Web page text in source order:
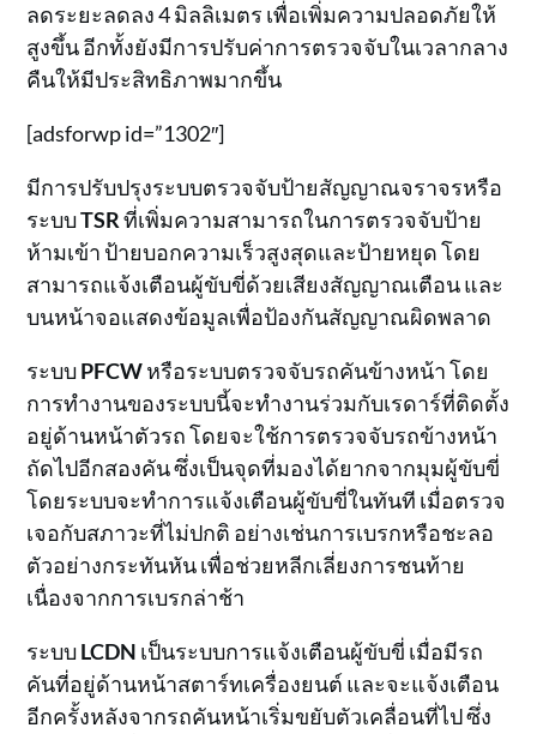
ลดระยะลดลง 4 มิลลิเมตร เพื่อเพิ่มความปลอดภัยให้
สูงขึ้น อีกทั้งยังมีการปรับค่าการตรวจจับในเวลากลาง
คืนให้มีประสิทธิภาพมากขึ้น
[adsforwp id=”1302″]
มีการปรับปรุงระบบตรวจจับป้ายสัญญาณจราจรหรือ
ระบบTSRที่เพิ่มความสามารถในการตรวจจับป้าย
ห้ามเข้า ป้ายบอกความเร็วสูงสุดและป้ายหยุด โดย
สามารถแจ้งเตือนผู้ขับขี่ด้วยเสียงสัญญาณเตือน และ
บนหน้าจอแสดงข้อมูลเพื่อป้องกันสัญญาณผิดพลาด
ระบบPFCWหรือระบบตรวจจับรถคันข้างหน้า โดย
การทำงานของระบบนี้จะทำงานร่วมกับเรดาร์ที่ติดตั้ง
อยู่ด้านหน้าตัวรถ โดยจะใช้การตรวจจับรถข้างหน้า
ถัดไปอีกสองคัน ซึ่งเป็นจุดที่มองได้ยากจากมุมผู้ขับขี่
โดยระบบจะทำการแจ้งเตือนผู้ขับขี่ในทันที เมื่อตรวจ
เจอกับสภาวะที่ไม่ปกติ อย่างเช่นการเบรกหรือชะลอ
ตัวอย่างกระทันหัน เพื่อช่วยหลีกเลี่ยงการชนท้าย
เนื่องจากการเบรกล่าช้า
ระบบLCDN เป็นระบบการแจ้งเตือนผู้ขับขี่ เมื่อมีรถ
คันที่อยู่ด้านหน้าสตาร์ทเครื่องยนต์ และจะแจ้งเตือน
อีกครั้งหลังจากรถคันหน้าเริ่มขยับตัวเคลื่อนที่ไป ซึ่ง